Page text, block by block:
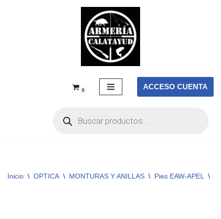
0 ACCESO CUENTA
Inicio \ OPTICA \ MONTURAS Y ANILLAS \ Pies EAW-APEL \